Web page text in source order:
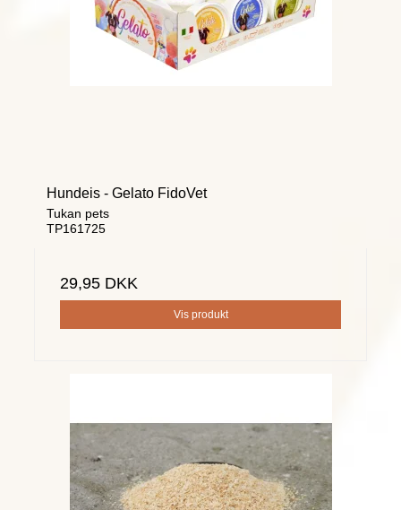
Hundeis - Gelato FidoVet
Tukan pets
TP161725
29,95 DKK
Vis produkt